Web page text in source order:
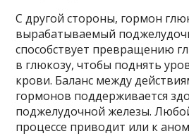
С другой стороны, гормон
вырабатываемый
способствует превращению
в глюкозу, чтобы поднять
крови. Баланс между
гормонов поддерживается
поджелудочной железы.
процессе приводит или к